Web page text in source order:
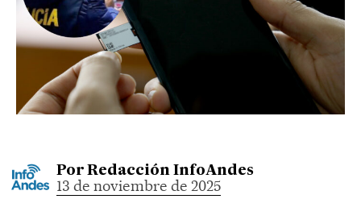
Por Redacción InfoAndes
13 de noviembre de 2025